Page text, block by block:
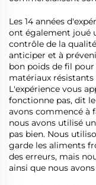
Les 14 années
ont également joué
contrôle de la
anticiper et à
bon poids de fil
matériaux résistants
L'expérience vous
fonctionne pas, dit
avons commencé à
nous avons utilisé
pas bien. Nous
garde les aliments
des erreurs, mais
ainsi que nous